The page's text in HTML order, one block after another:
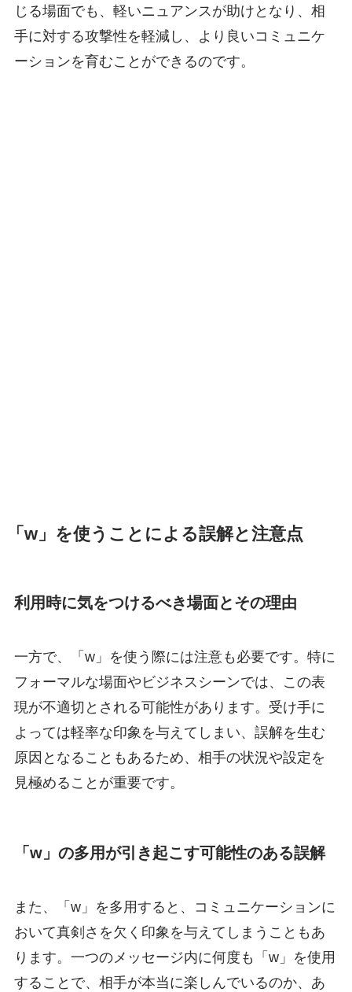
じる場面でも、軽いニュアンスが助けとなり、相
手に対する攻撃性を軽減し、より良いコミュニケ
ーションを育むことができるのです。
「w」を使うことによる誤解と注意点
利用時に気をつけるべき場面とその理由
一方で、「w」を使う際には注意も必要です。特に
フォーマルな場面やビジネスシーンでは、この表
現が不適切とされる可能性があります。受け手に
よっては軽率な印象を与えてしまい、誤解を生む
原因となることもあるため、相手の状況や設定を
見極めることが重要です。
「w」の多用が引き起こす可能性のある誤解
また、「w」を多用すると、コミュニケーションに
おいて真剣さを欠く印象を与えてしまうこともあ
ります。一つのメッセージ内に何度も「w」を使用
することで、相手が本当に楽しんでいるのか、あ